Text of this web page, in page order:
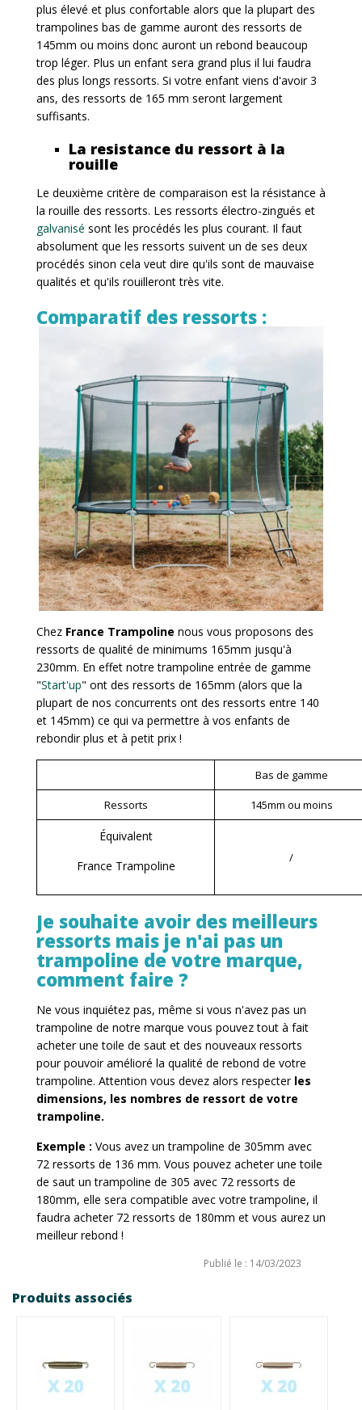
plus élevé et plus confortable alors que la plupart des
trampolines bas de gamme auront des ressorts de
145mm ou moins donc auront un rebond beaucoup
trop léger. Plus un enfant sera grand plus il lui faudra
des plus longs ressorts. Si votre enfant viens d'avoir 3
ans, des ressorts de 165 mm seront largement
suffisants.
La resistance du ressort à la
rouille
Le deuxième critère de comparaison est la résistance à
la rouille des ressorts. Les ressorts électro-zingués et
galvanisé sont les procédés les plus courant. Il faut
absolument que les ressorts suivent un de ses deux
procédés sinon cela veut dire qu'ils sont de mauvaise
qualités et qu'ils rouilleront très vite.
Comparatif des ressorts :
Chez France Trampoline nous vous proposons des
ressorts de qualité de minimums 165mm jusqu'à
230mm. En effet notre trampoline entrée de gamme
"Start'up" ont des ressorts de 165mm (alors que la
plupart de nos concurrents ont des ressorts entre 140
et 145mm) ce qui va permettre à vos enfants de
rebondir plus et à petit prix !
Bas de gamme
Ressorts 145mm ou moins
Équivalent
France Trampoline
/
Je souhaite avoir des meilleurs
ressorts mais je n'ai pas un
trampoline de votre marque,
comment faire ?
Ne vous inquiétez pas, même si vous n'avez pas un
trampoline de notre marque vous pouvez tout à fait
acheter une toile de saut et des nouveaux ressorts
pour pouvoir amélioré la qualité de rebond de votre
trampoline. Attention vous devez alors respecter les
dimensions, les nombres de ressort de votre
trampoline.
Exemple : Vous avez un trampoline de 305mm avec
72 ressorts de 136 mm. Vous pouvez acheter une toile
de saut un trampoline de 305 avec 72 ressorts de
180mm, elle sera compatible avec votre trampoline, il
faudra acheter 72 ressorts de 180mm et vous aurez un
meilleur rebond !
Publié le : 14/03/2023
Produits associés